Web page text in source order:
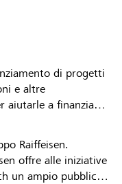
di progetti
e altre
aiutarle a finanziare
Raiffeisen.
offre alle iniziative
un ampio pubblico